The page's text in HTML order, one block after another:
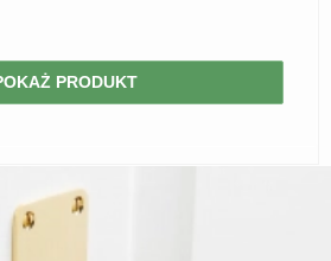
PRODUKT